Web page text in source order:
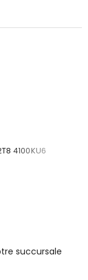
4100KU6
succursale